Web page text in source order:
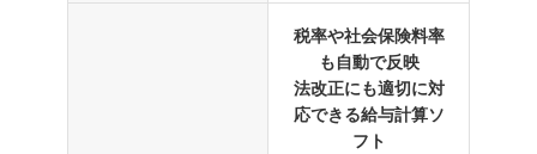
税率や社会保険料率
も自動で反映
法改正にも適切に対
応できる給与計算ソ
フト